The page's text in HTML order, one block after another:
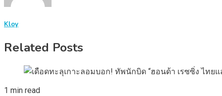
Kloy
Related Posts
1 min read